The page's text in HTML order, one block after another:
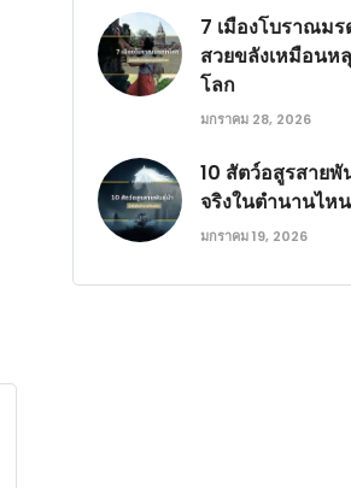
7 เมืองโบราณม
สวยขลังเหมือนห
โลก
มกราคม 28, 2026
10 สัตว์อสูรสาย
จริงในตำนานไห
มกราคม 19, 2026